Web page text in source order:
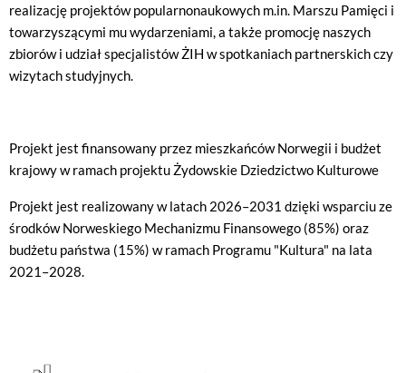
realizację projektów popularnonaukowych m.in. Marszu Pamięci i
towarzyszącymi mu wydarzeniami, a także promocję naszych
zbiorów i udział specjalistów ŻIH w spotkaniach partnerskich czy
wizytach studyjnych.
Projekt jest finansowany przez mieszkańców Norwegii i budżet
krajowy w ramach projektu Żydowskie Dziedzictwo Kulturowe
Projekt jest realizowany w latach 2026–2031 dzięki wsparciu ze
środków Norweskiego Mechanizmu Finansowego (85%) oraz
budżetu państwa (15%) w ramach Programu "Kultura" na lata
2021–2028.